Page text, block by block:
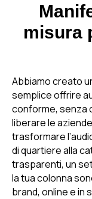
misura
Abbiamo creato
semplice offrire
conforme, senza
liberare le
trasformare
di quartiere alla
trasparenti, un
la tua colonna
brand, online e in